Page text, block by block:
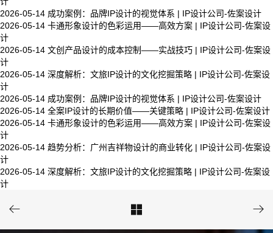
2026-05-14 成功案例：品牌IP设计的视觉体系 | IP设计公司-佐案设计
2026-05-14 卡通形象设计的色彩运用——高效方案 | IP设计公司-佐案设
计
2026-05-14 文创产品设计的成本控制——实战技巧 | IP设计公司-佐案设
计
2026-05-14 深度解析：文旅IP设计的文化挖掘策略 | IP设计公司-佐案设
计
2026-05-14 成功案例：品牌IP设计的视觉体系 | IP设计公司-佐案设计
2026-05-14 全案IP设计的长期价值——关键策略 | IP设计公司-佐案设计
2026-05-14 卡通形象设计的色彩运用——高效方案 | IP设计公司-佐案设
计
2026-05-14 趋势分析：广州吉祥物设计的商业转化 | IP设计公司-佐案设
计
2026-05-14 深度解析：文旅IP设计的文化挖掘策略 | IP设计公司-佐案设
计
  